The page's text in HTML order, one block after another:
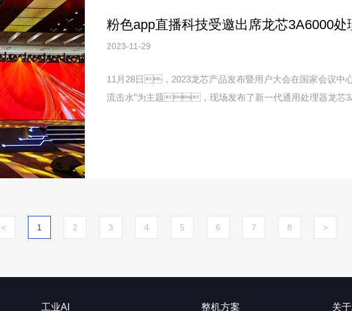
粉色app直播科技受邀出席龙芯3A6000处
2023-11-29
11月28日，2023龙芯产品发布暨用户大会在国家会议
流击水”为主题，现场发布了新一代通用处理器龙
< 1 2 3 4 5 6 7 8 >
工业AI 整机方案 关